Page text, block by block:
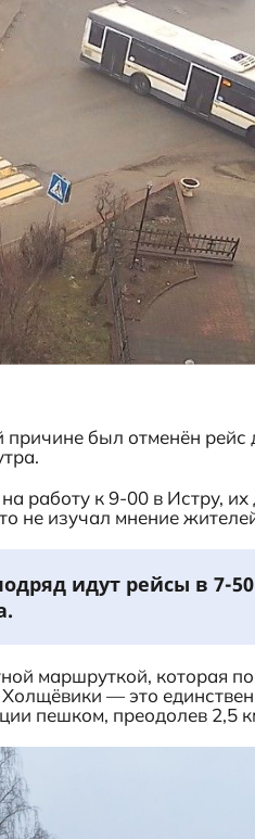
причине был отменён
работу к 9-00 в Истру, их
не изучал мнение
идут рейсы в 7-
маршруткой, которая
— это
пешком, преодолев 2,5